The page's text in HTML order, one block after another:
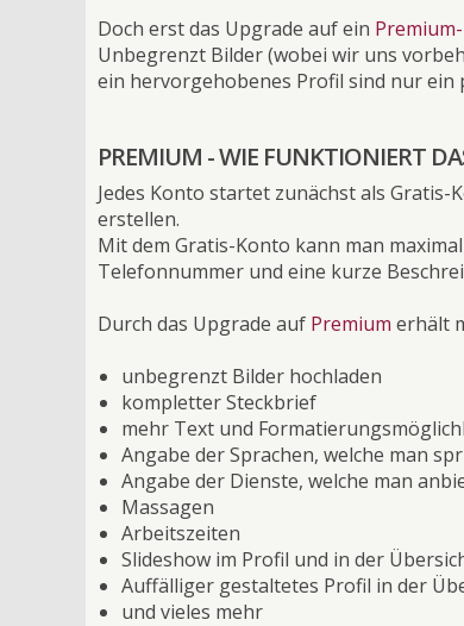
Doch erst das Upgrade auf ein
Unbegrenzt Bilder (wobei wir uns
ein hervorgehobenes Profil sind nur ein
PREMIUM - WIE FUNKTIONIERT
Jedes Konto startet zunächst als
erstellen.
Mit dem Gratis-Konto kann man
Telefonnummer und eine kurze
Durch das Upgrade auf Premium erhält
unbegrenzt Bilder hochladen
kompletter Steckbrief
mehr Text und
Angabe der Sprachen, welche man
Angabe der Dienste, welche man
Massagen
Arbeitszeiten
Slideshow im Profil und in der
Auffälliger gestaltetes Profil in der
und vieles mehr